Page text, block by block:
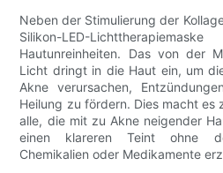
Neben der Stimulierung der
Silikon-LED-
Hautunreinheiten. Das von der
Licht dringt in die Haut ein, um
Akne verursachen,
Heilung zu fördern. Dies macht es
alle, die mit zu Akne neigender
einen klareren Teint ohne
Chemikalien oder Medikamente